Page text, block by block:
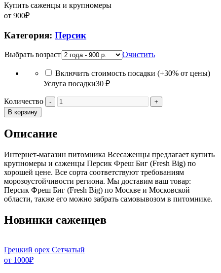
Купить саженцы и крупномеры
от 900₽
Категория: Персик
Выбрать возраст Очистить
Включить стоимость посадки (+30% от цены)
Услуга посадки30 ₽
Количество
В корзину
Описание
Интернет-магазин питомника Всесаженцы предлагает купить
крупномеры и саженцы Персик Фреш Биг (Fresh Big) по
хорошей цене. Все сорта соответствуют требованиям
морозоустойчивости региона. Мы доставим ваш товар:
Персик Фреш Биг (Fresh Big) по Москве и Московской
области, также его можно забрать самовывозом в питомнике.
Новинки саженцев
Грецкий орех Сетчатый
от 1000₽